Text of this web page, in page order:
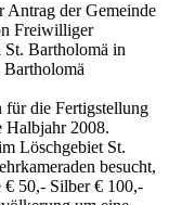
Antrag der Gemeinde
Freiwilliger
Bartholomä in
für die Fertigstellung
Halbjahr 2008.
Löschgebiet St.
besucht,
€ 50,- Silber € 100,-